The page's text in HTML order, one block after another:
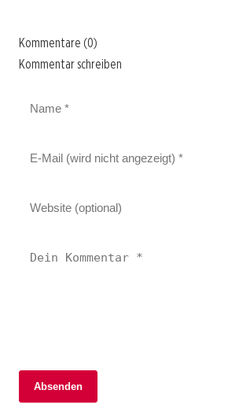
Kommentare (0)
Kommentar schreiben
Absenden
02. Januar 2026